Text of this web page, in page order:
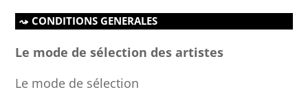
CONDITIONS GENERALES
Le mode de sélection des artistes
Le mode de sélection